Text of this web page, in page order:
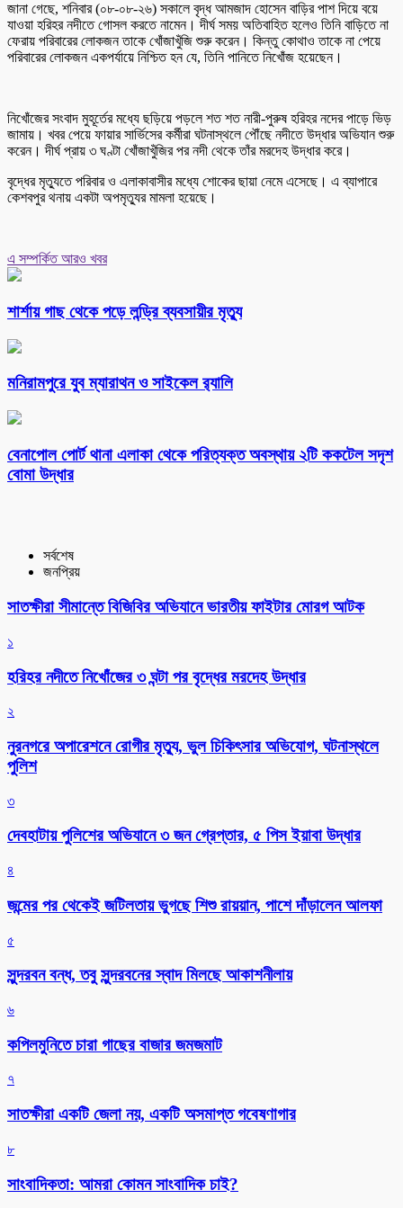
জানা গেছে, শনিবার (০৮-০৮-২৬) সকালে বৃদ্ধ আমজাদ হোসেন বাড়ির পাশ দিয়ে বয়ে
যাওয়া হরিহর নদীতে গোসল করতে নামেন। দীর্ঘ সময় অতিবাহিত হলেও তিনি বাড়িতে না
ফেরায় পরিবারের লোকজন তাকে খোঁজাখুঁজি শুরু করেন। কিন্তু কোথাও তাকে না পেয়ে
পরিবারের লোকজন একপর্যায়ে নিশ্চিত হন যে, তিনি পানিতে নিখোঁজ হয়েছেন।
নিখোঁজের সংবাদ মুহূর্তের মধ্যে ছড়িয়ে পড়লে শত শত নারী-পুরুষ হরিহর নদের পাড়ে ভিড়
জামায়। খবর পেয়ে ফায়ার সার্ভিসের কর্মীরা ঘটনাস্থলে পৌঁছে নদীতে উদ্ধার অভিযান শুরু
করেন। দীর্ঘ প্রায় ৩ ঘণ্টা খোঁজাখুঁজির পর নদী থেকে তাঁর মরদেহ উদ্ধার করে।
বৃদ্ধের মৃত্যুতে পরিবার ও এলাকাবাসীর মধ্যে শোকের ছায়া নেমে এসেছে। এ ব্যাপারে
কেশবপুর থনায় একটা অপমৃত্যুর মামলা হয়েছে।
এ সম্পর্কিত আরও খবর
শার্শায় গাছ থেকে পড়ে লন্ড্রি ব্যবসায়ীর মৃত্যু
মনিরামপুরে যুব ম্যারাথন ও সাইকেল র‌্যালি
বেনাপোল পোর্ট থানা এলাকা থেকে পরিত্যক্ত অবস্থায় ২টি ককটেল সদৃশ
বোমা উদ্ধার
সর্বশেষ
জনপ্রিয়
সাতক্ষীরা সীমান্তে বিজিবির অভিযানে ভারতীয় ফাইটার মোরগ আটক
১
হরিহর নদীতে নিখোঁজের ৩ ঘন্টা পর বৃদ্ধের মরদেহ উদ্ধার
২
নুরনগরে অপারেশনে রোগীর মৃত্যু, ভুল চিকিৎসার অভিযোগ, ঘটনাস্থলে
পুলিশ
৩
দেবহাটায় পুলিশের অভিযানে ৩ জন গ্রেপ্তার, ৫ পিস ইয়াবা উদ্ধার
৪
জন্মের পর থেকেই জটিলতায় ভুগছে শিশু রায়য়ান, পাশে দাঁড়ালেন আলফা
৫
সুন্দরবন বন্ধ, তবু সুন্দরবনের স্বাদ মিলছে আকাশনীলায়
৬
কপিলমুনিতে চারা গাছের বাজার জমজমাট
৭
সাতক্ষীরা একটি জেলা নয়, একটি অসমাপ্ত গবেষণাগার
৮
সাংবাদিকতা: আমরা কোমন সাংবাদিক চাই?